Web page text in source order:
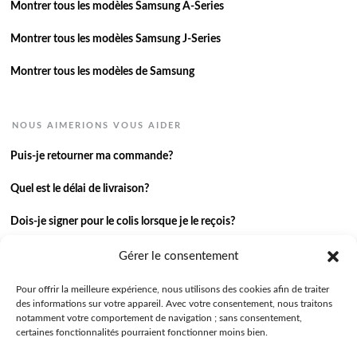
Gérer le consentement
Pour offrir la meilleure expérience, nous utilisons des cookies afin de traiter
des informations sur votre appareil. Avec votre consentement, nous traitons
notamment votre comportement de navigation ; sans consentement,
certaines fonctionnalités pourraient fonctionner moins bien.
Montrer tous les modèles Samsung A-Series
Montrer tous les modèles Samsung J-Series
Montrer tous les modèles de Samsung
NOUS AIMERIONS VOUS AIDER
Puis-je retourner ma commande?
Quel est le délai de livraison?
Dois-je signer pour le colis lorsque je le reçois?
Je n’ai pas reçu ma commande.
J’ai une autre question.
Contactez-nous